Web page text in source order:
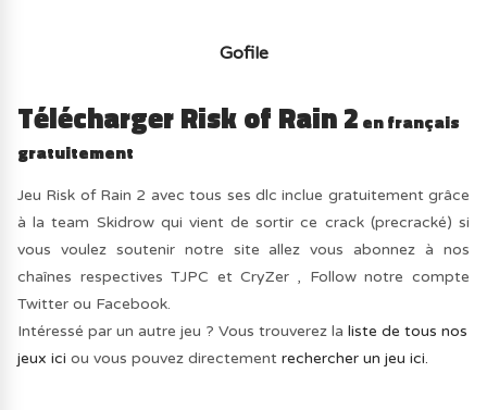
Gofile
Télécharger Risk of Rain 2 en français
gratuitement
Jeu Risk of Rain 2 avec tous ses dlc inclue gratuitement grâce
à la team Skidrow qui vient de sortir ce crack (precracké) si
vous voulez soutenir notre site allez vous abonnez à nos
chaînes respectives TJPC et CryZer , Follow notre compte
Twitter ou Facebook.
Intéressé par un autre jeu ? Vous trouverez laliste de tous nos
jeux ici ou vous pouvez directementrechercher un jeu ici.